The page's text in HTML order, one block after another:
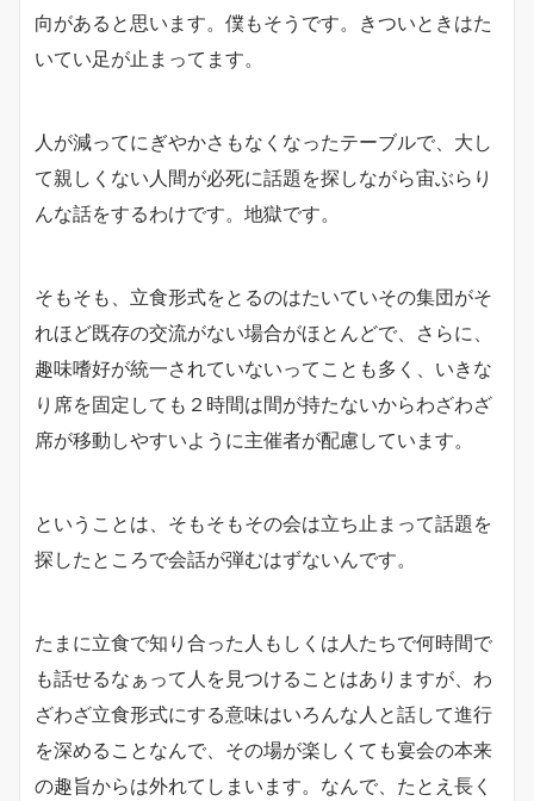
向があると思います。僕もそうです。きついときはた
いてい足が止まってます。
人が減ってにぎやかさもなくなったテーブルで、大し
て親しくない人間が必死に話題を探しながら宙ぶらり
んな話をするわけです。地獄です。
そもそも、立食形式をとるのはたいていその集団がそ
れほど既存の交流がない場合がほとんどで、さらに、
趣味嗜好が統一されていないってことも多く、いきな
り席を固定しても２時間は間が持たないからわざわざ
席が移動しやすいように主催者が配慮しています。
ということは、そもそもその会は立ち止まって話題を
探したところで会話が弾むはずないんです。
たまに立食で知り合った人もしくは人たちで何時間で
も話せるなぁって人を見つけることはありますが、わ
ざわざ立食形式にする意味はいろんな人と話して進行
を深めることなんで、その場が楽しくても宴会の本来
の趣旨からは外れてしまいます。なんで、たとえ長く